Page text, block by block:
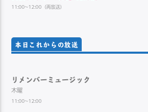
11:00~12:00（再放送）
本日これからの放送
リメンバーミュージック
木曜
11:00~12:00